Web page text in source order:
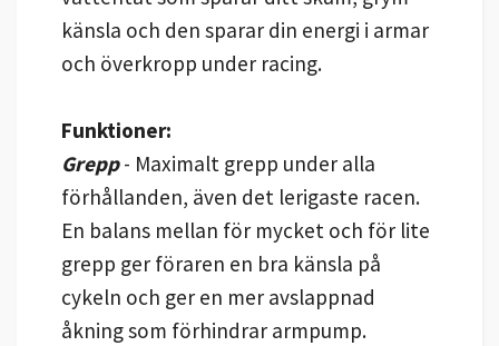
känsla och den sparar din energi i armar
och överkropp under racing.
Funktioner:
Grepp- Maximalt grepp under alla
förhållanden, även det lerigaste racen.
En balans mellan för mycket och för lite
grepp ger föraren en bra känsla på
cykeln och ger en mer avslappnad
åkning som förhindrar armpump.